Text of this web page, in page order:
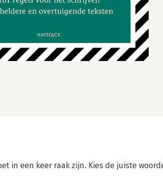
in een keer raak zijn. Kies de juiste